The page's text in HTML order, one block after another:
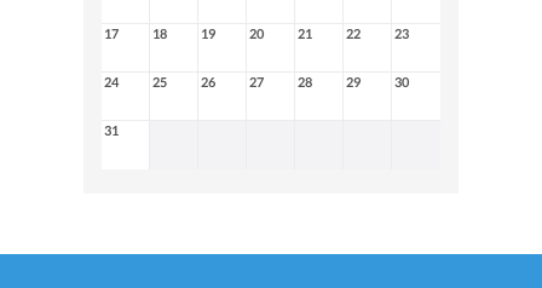
17 18 19 20 21 22 23
24 25 26 27 28 29 30
31